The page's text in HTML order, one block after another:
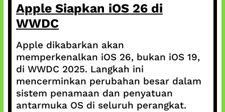
Apple Siapkan iOS 26 di
WWDC
Apple dikabarkan akan
memperkenalkan iOS 26, bukan iOS 19,
di WWDC 2025. Langkah ini
mencerminkan perubahan besar dalam
sistem penamaan dan penyatuan
antarmuka OS di seluruh perangkat.